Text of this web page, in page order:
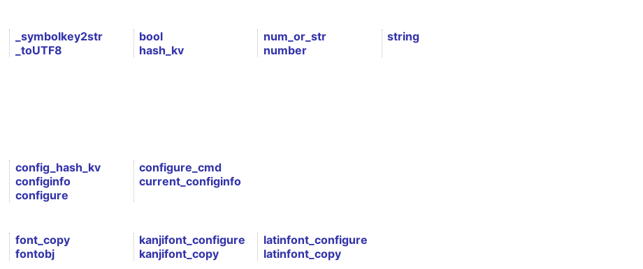
_symbolkey2str
_toUTF8
bool
hash_kv
num_or_str
number
string
config_hash_kv
configinfo
configure
configure_cmd
current_configinfo
font_copy
fontobj
kanjifont_configure
kanjifont_copy
latinfont_configure
latinfont_copy